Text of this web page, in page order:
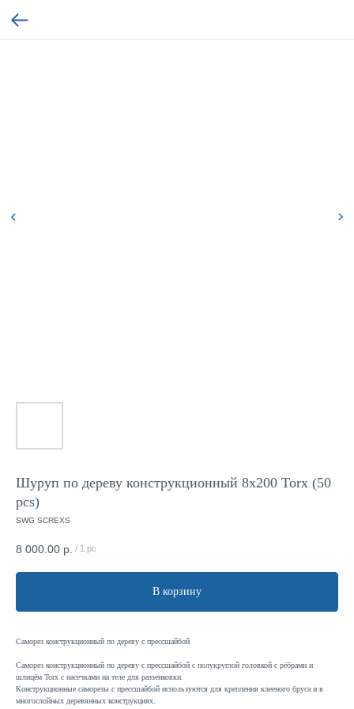
Шуруп по дереву конструкционный 8x200 Torx (50
pcs)
SWG SCREXS
8 000.00 р. / 1 pc
В корзину
Саморез конструкционный по дереву с прессшайбой
Саморез конструкционный по дереву с прессшайбой с полукруглой головкой с рёбрами и
шлицём Torx с насечками на теле для раззенковки.
Конструкционные саморезы с прессшайбой используются для крепления клееного бруса и в
многослойных деревянных конструкциях.